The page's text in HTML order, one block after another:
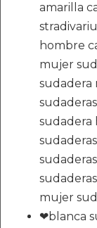
amarilla
hombre
mujer
sudadera
sudadera
mujer
❤blanca